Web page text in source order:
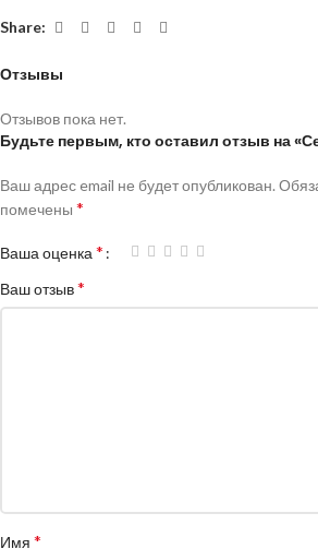
Share:
Отзывы
Отзывов пока нет.
Будьте первым, кто оставил отзыв на
Ваш адрес email не будет опубликован.
помечены *
Ваша оценка *
Ваш отзыв*
Имя *